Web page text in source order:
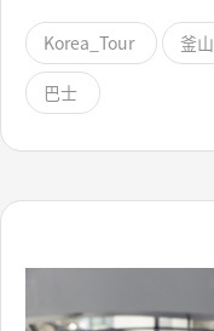
Korea_Tour 釜山
巴士